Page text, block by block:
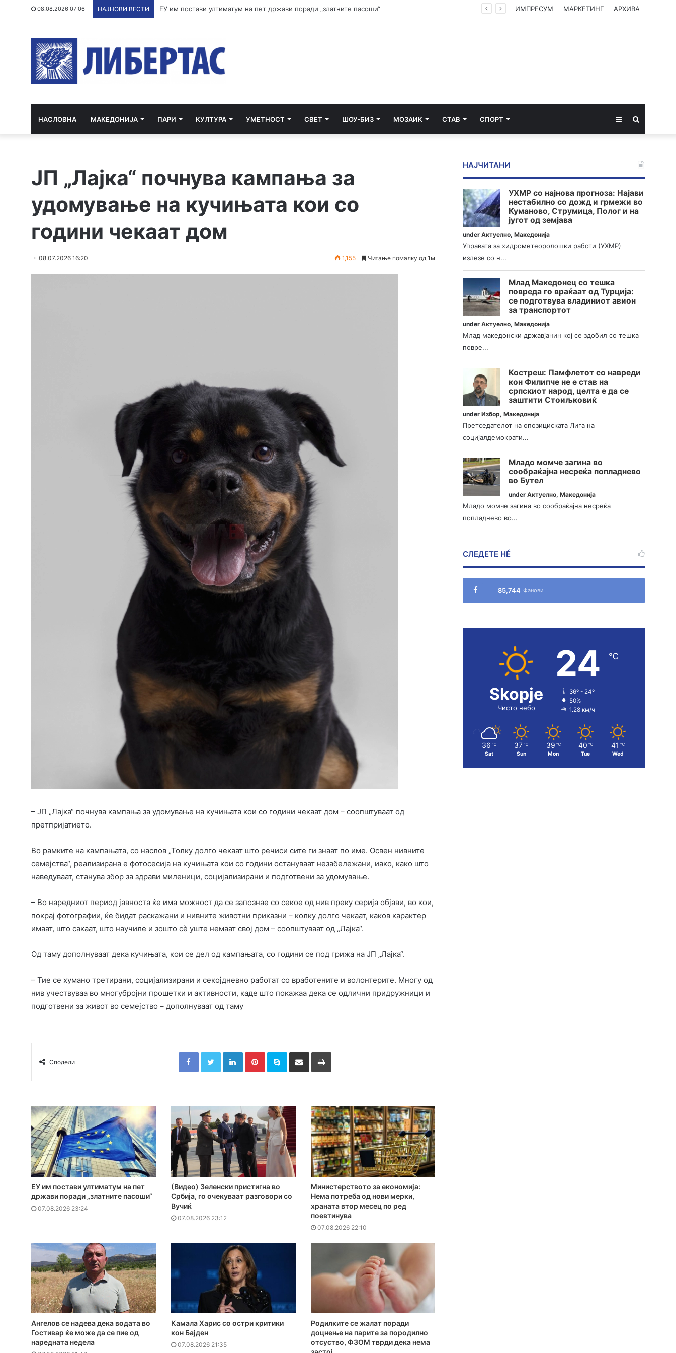
08.08.2026 07:06 НАЈНОВИ ВЕСТИ По речиси 30 години почнува судењето за убиството на Тупак Шакур ИМПРЕСУМ МАРКЕТИНГ АРХИВА
НАСЛОВНА МАКЕДОНИЈА ПАРИ КУЛТУРА УМЕТНОСТ СВЕТ ШОУ-БИЗ МОЗАИК СТАВ СПОРТ Sidebar
ЈП „Лајка“ почнува кампања за
удомување на кучињата кои со
години чекаат дом
08.07.2026 16:20 1,155 Читање помалку од 1м
– ЈП „Лајка“ почнува кампања за удомување на кучињата кои со години чекаат дом – соопштуваат од
претпријатието.
Во рамките на кампањата, со наслов „Толку долго чекаат што речиси сите ги знаат по име. Освен нивните
семејства“, реализирана е фотосесија на кучињата кои со години остануваат незабележани, иако, како што
наведуваат, станува збор за здрави миленици, социјализирани и подготвени за удомување.
– Во наредниот период јавноста ќе има можност да се запознае со секое од нив преку серија објави, во кои,
покрај фотографии, ќе бидат раскажани и нивните животни приказни – колку долго чекаат, каков карактер
имаат, што сакаат, што научиле и зошто сè уште немаат свој дом – соопштуваат од „Лајка“.
Од таму дополнуваат дека кучињата, кои се дел од кампањата, со години се под грижа на ЈП „Лајка“.
– Тие се хумано третирани, социјализирани и секојдневно работат со вработените и волонтерите. Многу од
нив учествуваа во многубројни прошетки и активности, каде што покажаа дека се одлични придружници и
подготвени за живот во семејство – дополнуваат од таму
Сподели
FacebookTwitterLinkedInPinterestSkype Сподели преку Е-маил Испринтај
ЕУ им постави ултиматум на пет
држави поради „златните пасоши“
07.08.2026 23:24
(Видео) Зеленски пристигна во
Србија, го очекуваат разговори со
Вучиќ
07.08.2026 23:12
Министерството за економија:
Нема потреба од нови мерки,
храната втор месец по ред
поевтинува
07.08.2026 22:10
Ангелов се надева дека водата во
Гостивар ќе може да се пие од
наредната недела
Камала Харис со остри критики
кон Бајден
07.08.2026 21:35
Родилките се жалат поради
доцнење на парите за породилно
отсуство, ФЗОМ тврди дека нема
НАЈЧИТАНИ
УХМР со најнова прогноза: Најави
нестабилно со дожд и грмежи во
Куманово, Струмица, Полог и на
југот од земјава
underАктуелно,Македонија
Управата за хидрометеоролошки работи (УХМР)
излезе со н...
Млад Македонец со тешка
повреда го враќаат од Турција:
се подготвува владиниот авион
за транспортот
underАктуелно,Македонија
Млад македонски државјанин кој се здобил со тешка
повре...
Костреш: Памфлетот со навреди
кон Филипче не е став на
српскиот народ, целта е да се
заштити Стоиљковиќ
underИзбор,Македонија
Претседателот на опозициската Лига на
социјалдемократи...
Младо момче загина во
сообраќајна несреќа попладнево
во Бутел
underАктуелно,Македонија
Младо момче загина во сообраќајна несреќа
попладнево во...
СЛЕДЕТЕ НÉ
85,744 Фанови
Skopje
Чисто небо
24 ℃
36º - 24º
50%
1.28 км/ч
36 ℃
Sat
37 ℃
Sun
39 ℃
Mon
40 ℃
Tue
41 ℃
Wed